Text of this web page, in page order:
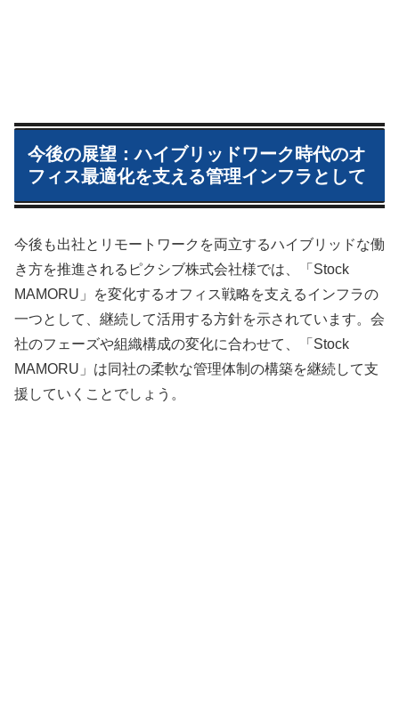
今後の展望：ハイブリッドワーク時代のオ
フィス最適化を支える管理インフラとして
今後も出社とリモートワークを両立するハイブリッドな働
き方を推進されるピクシブ株式会社様では、「Stock
MAMORU」を変化するオフィス戦略を支えるインフラの
一つとして、継続して活用する方針を示されています。会
社のフェーズや組織構成の変化に合わせて、「Stock
MAMORU」は同社の柔軟な管理体制の構築を継続して支
援していくことでしょう。